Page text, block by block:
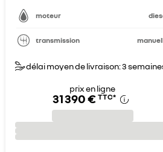
moteur
transmission
délai moyen de livraison: 3
prix en ligne
31 390 € TTC*